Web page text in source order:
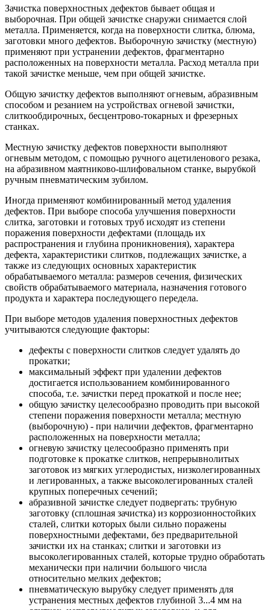
Зачистка поверхностных дефектов бывает общая и
выборочная. При общей зачистке снаружи снимается слой
металла. Применяется, когда на поверхности слитка, блюма,
заготовки много дефектов. Выборочную зачистку (местную)
применяют при устранении дефектов, фрагментарно
расположенных на поверхности металла. Расход металла при
такой зачистке меньше, чем при общей зачистке.
Общую зачистку дефектов выполняют огневым, абразивным
способом и резанием на устройствах огневой зачистки,
слиткообдирочных, бесцентрово-токарных и фрезерных
станках.
Местную зачистку дефектов поверхности выполняют
огневым методом, с помощью ручного ацетиленового резака,
на абразивном маятниково-шлифовальном станке, вырубкой
ручным пневматическим зубилом.
Иногда применяют комбинированный метод удаления
дефектов. При выборе способа улучшения поверхности
слитка, заготовки и готовых труб исходят из степени
поражения поверхности дефектами (площадь их
распространения и глубина проникновения), характера
дефекта, характеристики слитков, подлежащих зачистке, а
также из следующих основных характеристик
обрабатываемого металла: размеров сечения, физических
свойств обрабатываемого материала, назначения готового
продукта и характера последующего передела.
При выборе методов удаления поверхностных дефектов
учитываются следующие факторы:
дефекты с поверхности слитков следует удалять до
прокатки;
максимальный эффект при удалении дефектов
достигается использованием комбинированного
способа, т.е. зачистки перед прокаткой и после нее;
общую зачистку целесообразно проводить при высокой
степени поражения поверхности металла; местную
(выборочную) - при наличии дефектов, фрагментарно
расположенных на поверхности металла;
огневую зачистку целесообразно применять при
подготовке к прокатке слитков, непрерывнолитых
заготовок из мягких углеродистых, низколегированных
и легированных, а также высоколегированных сталей
крупных поперечных сечений;
абразивной зачистке следует подвергать: трубную
заготовку (сплошная зачистка) из коррозионностойких
сталей, слитки которых были сильно поражены
поверхностными дефектами, без предварительной
зачистки их на станках; слитки и заготовки из
высоколегированных сталей, которые трудно обработать
механически при наличии большого числа
относительно мелких дефектов;
пневматическую вырубку следует применять для
устранения местных дефектов глубиной 3...4 мм на